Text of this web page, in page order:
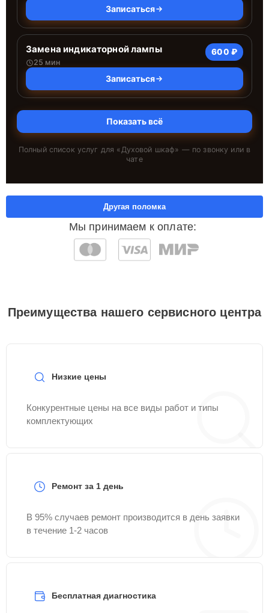
Записаться
Замена индикаторной лампы
25 мин
600 ₽
Записаться
Показать всё
Полный список услуг для «Духовой шкаф» — по звонку или в
чате
Мы принимаем к оплате:
Другая поломка
Преимущества нашего сервисного центра
Низкие цены
Конкурентные цены на все виды работ и типы
комплектующих
Ремонт за 1 день
В 95% случаев ремонт производится в день заявки
в течение 1-2 часов
Бесплатная диагностика